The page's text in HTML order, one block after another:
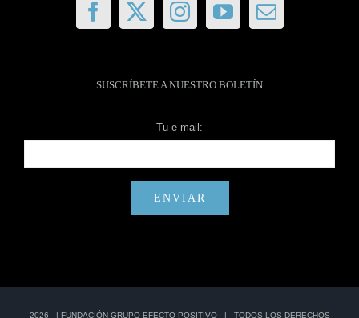
SUSCRÍBETE A NUESTRO BOLETÍN
Tu e-mail:
2026 | FUNDACIÓN GRUPO EFECTO POSITIVO| TODOS LOS DERECHOS